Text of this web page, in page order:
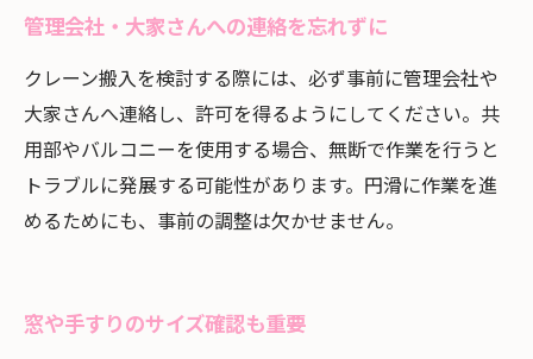
管理会社・大家さんへの連絡を忘れずに
クレーン搬入を検討する際には、必ず事前に管理会社や
大家さんへ連絡し、許可を得るようにしてください。共
用部やバルコニーを使用する場合、無断で作業を行うと
トラブルに発展する可能性があります。円滑に作業を進
めるためにも、事前の調整は欠かせません。
窓や手すりのサイズ確認も重要